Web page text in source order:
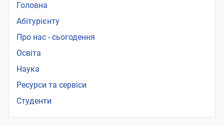
Головна
Абітурієнту
Про нас - сьогодення
Освіта
Наука
Ресурси та сервіси
Студенти